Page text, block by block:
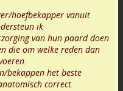
hoefbekapper vanuit
ik
van hun paard doen
die om welke reden dan
bekappen het beste
correct.